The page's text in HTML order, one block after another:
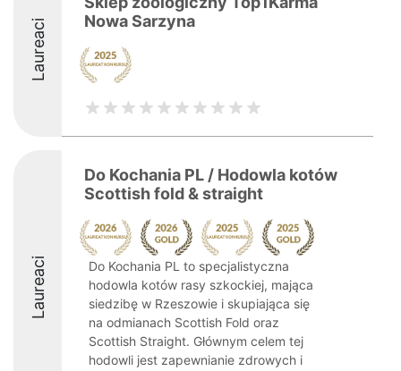
Laureaci
Nowa Sarzyna
Laureaci
Do Kochania PL / Hodowla kotów
Scottish fold & straight
Do Kochania PL to specjalistyczna
hodowla kotów rasy szkockiej, mająca
siedzibę w Rzeszowie i skupiająca się
na odmianach Scottish Fold oraz
Scottish Straight. Głównym celem tej
hodowli jest zapewnianie zdrowych i